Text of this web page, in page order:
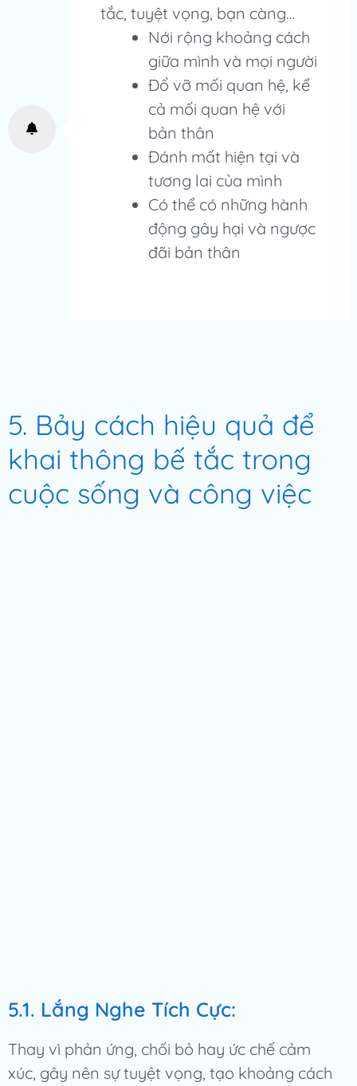
tắc, tuyệt vọng, bạn càng…
Nới rộng khoảng cách
giữa mình và mọi người
Đổ vỡ mối quan hệ, kể
cả mối quan hệ với
bản thân
Đánh mất hiện tại và
tương lai của mình
Có thể có những hành
động gây hại và ngược
đãi bản thân
5. Bảy cách hiệu quả để
khai thông bế tắc trong
cuộc sống và công việc
5.1. Lắng Nghe Tích Cực:
Thay vì phản ứng, chối bỏ hay ức chế cảm
xúc, gây nên sự tuyệt vọng, tạo khoảng cách